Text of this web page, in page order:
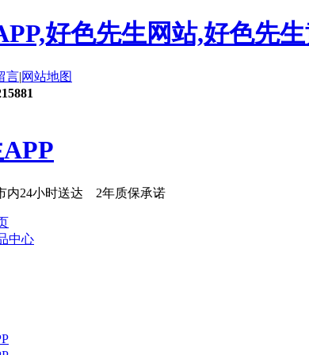
好色先生网站,好色先
言|网站地图
内24小时送达 2年质保承诺
中心